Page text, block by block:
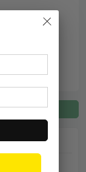
업하였습니다.